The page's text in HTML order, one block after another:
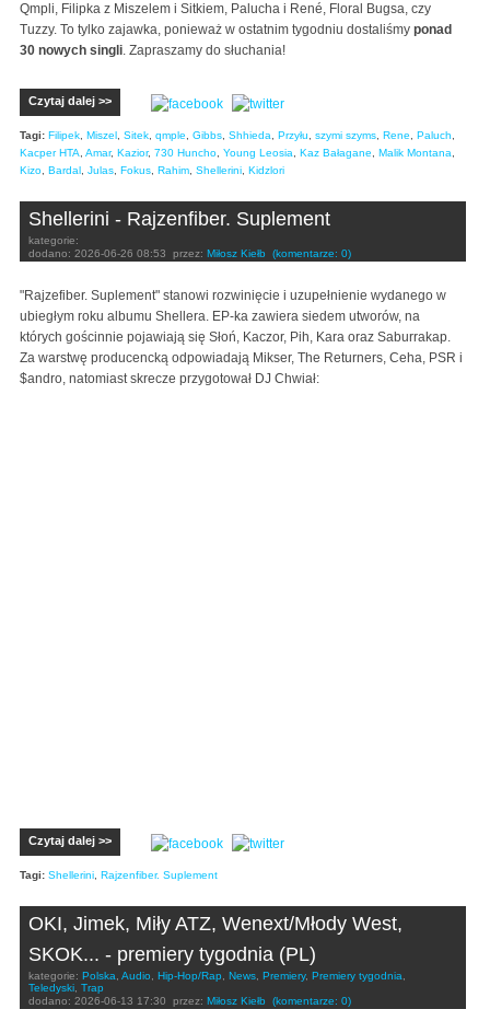
Qmpli, Filipka z Miszelem i Sitkiem, Palucha i René, Floral Bugsa, czy
Tuzzy. To tylko zajawka, ponieważ w ostatnim tygodniu dostaliśmy ponad
30 nowych singli. Zapraszamy do słuchania!
Czytaj dalej >>
Tagi: Filipek, Miszel, Sitek, qmple, Gibbs, Shhieda, Przyłu, szymi szyms, Rene, Paluch,
Kacper HTA, Amar, Kazior, 730 Huncho, Young Leosia, Kaz Bałagane, Malik Montana,
Kizo, Bardal, Julas, Fokus, Rahim, Shellerini, Kidzlori
Shellerini - Rajzenfiber. Suplement
kategorie:
dodano: 2026-06-26 08:53 przez: Miłosz Kiełb (komentarze: 0)
"Rajzefiber. Suplement" stanowi rozwinięcie i uzupełnienie wydanego w
ubiegłym roku albumu Shellera. EP-ka zawiera siedem utworów, na
których gościnnie pojawiają się Słoń, Kaczor, Pih, Kara oraz Saburrakap.
Za warstwę producencką odpowiadają Mikser, The Returners, Ceha, PSR i
$andro, natomiast skrecze przygotował DJ Chwiał:
Czytaj dalej >>
Tagi: Shellerini, Rajzenfiber. Suplement
OKI, Jimek, Miły ATZ, Wenext/Młody West,
SKOK... - premiery tygodnia (PL)
kategorie: Polska, Audio, Hip-Hop/Rap, News, Premiery, Premiery tygodnia,
Teledyski, Trap
dodano: 2026-06-13 17:30 przez: Miłosz Kiełb (komentarze: 0)